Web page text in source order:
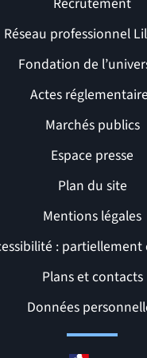
pages utiles
Réseau professionnel
Fondation de
Actes
Marchés publics
Espace presse
Plan du site
Mentions légales
:
Plans et contacts
Données